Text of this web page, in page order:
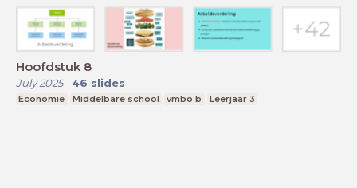
Hoofdstuk 8
July 2025- 46 slides
Economie Middelbare school vmbo b Leerjaar 3